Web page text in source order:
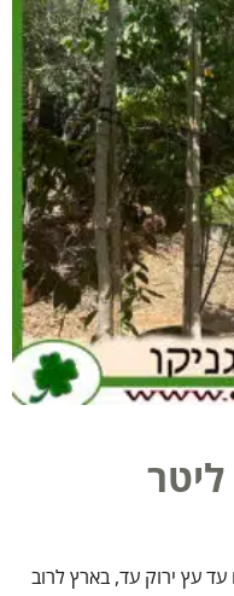
שיח עד עץ ירוק עד, בארץ לרוב